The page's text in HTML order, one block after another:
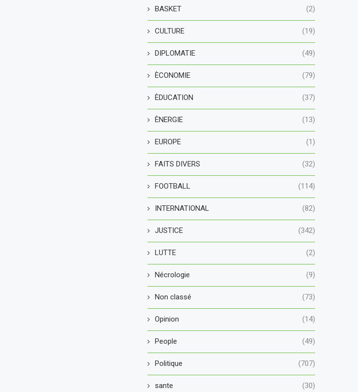
BASKET (2)
CULTURE (19)
DIPLOMATIE (49)
ÈCONOMIE (79)
ÈDUCATION (37)
ÈNERGIE (13)
EUROPE (1)
FAITS DIVERS (32)
FOOTBALL (114)
INTERNATIONAL (82)
JUSTICE (342)
LUTTE (2)
Nécrologie (9)
Non classé (73)
Opinion (14)
People (49)
Politique (707)
sante (30)